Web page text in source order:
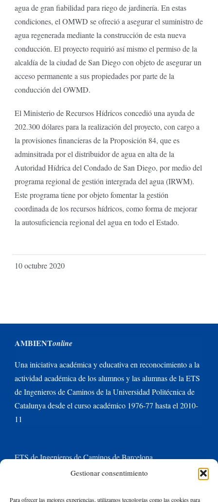
Gestionar consentimiento
Para ofrecer las mejores experiencias, utilizamos tecnologías como las cookies para
agua de gran fiabilidad para riego de jardinería. En estas
condiciones, el OMWD se ofreció a asegurar el suministro de
agua regenerada mediante la construcción de esta nueva
conducción. El proyecto requirió así mismo el permiso de la
alcaldía de la ciudad de San Diego con objeto de asegurar un
acceso permanente a sus propiedades por parte de la
conducción del OWMD.
El Ministerio de Recursos Hídricos concedió una ayuda de
202.300 dólares para la realización del proyecto, con cargo a
la provisiones financieras de la Proposición 84, que es
adminsitrada por el distribuidor de agua en alta de la
Autoridad Hídrica del Condado de San Diego, por medio del
programa regional de gestión intergrada del agua (IRWM).
Este programa tiene por objeto fomentar la gestión
coordinada de los recursos hídricos, como forma de mejorar
la autosuficiencia regional del agua en todo el Estado.
10 octubre 2020
AMBIENTonline
Una iniciativa académica y educativa en reconocimiento a la
actividad académica de los alumnos y las alumnas de la ETS
de Ingenieros de Caminos de la Universidad Politécnica de
Catalunya desde el curso académico 1976-77 hasta el 2010-
11
ETS de Ingenieros de Caminos de Barcelona
Universitat Politècnica de Catalunya BarcelonaTech